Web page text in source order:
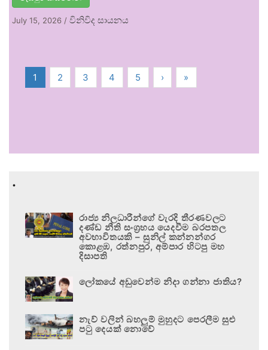
July 15, 2026 / විනිවිද සායනය
1 2 3 4 5 › »
.
රාජ්‍ය නිලධාරීන්ගේ වැරදි තීරණවලට
දණ්ඩ නීති සංග්‍රහය යෙදවීම බරපතල
අවභාවිතයකි – සුනිල් කන්නන්ගර
කොළඹ, රත්නපුර, අම්පාර හිටපු මහ
දිසාපති
ලෝකයේ අඩුවෙන්ම නිදා ගන්නා ජාතිය?
නැව් වලින් බහලුම් මුහුදට පෙරලීම සුළු
පටු දෙයක් නොවේ